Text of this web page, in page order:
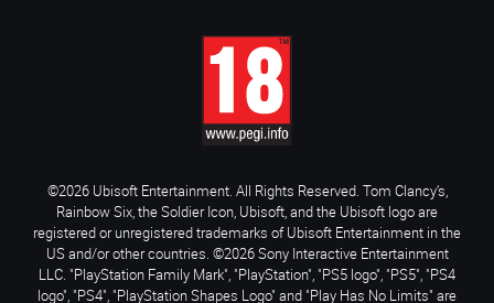
©2026 Ubisoft Entertainment. All Rights Reserved. Tom Clancy’s,
Rainbow Six, the Soldier Icon, Ubisoft, and the Ubisoft logo are
registered or unregistered trademarks of Ubisoft Entertainment in the
US and/or other countries. ©2026 Sony Interactive Entertainment
LLC. "PlayStation Family Mark", "PlayStation", "PS5 logo", "PS5", "PS4
logo", "PS4", "PlayStation Shapes Logo" and "Play Has No Limits" are